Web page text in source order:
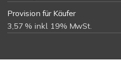
Provision für Käufer
3,57 % inkl. 19% MwSt.